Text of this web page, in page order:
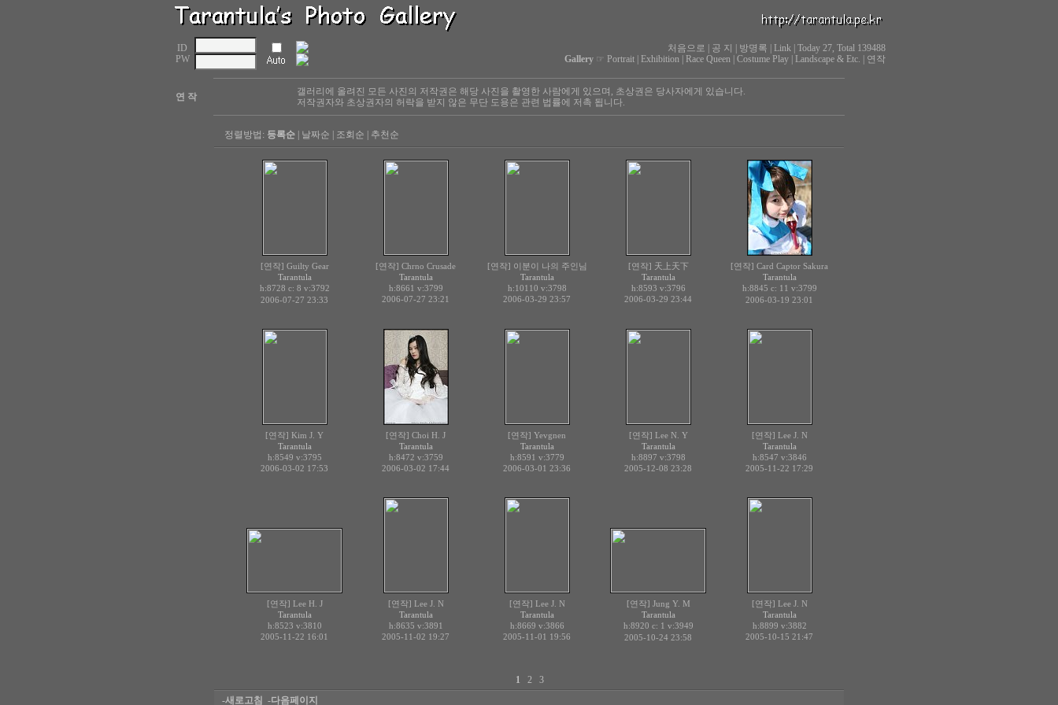
ID
PW
처음으로 공 지 방명록 Link| Today 27, Total 139488
Gallery☞ Portrait| Exhibition| Race Queen| Costume Play| Landscape & Etc. 연작
연 작
갤러리에 올려진 모든 사진의 저작권은 해당 사진을 촬영한 사람에게 있으며, 초상권은 당사자에게 있습니다.
저작권자와 초상권자의 허락을 받지 않은 무단 도용은 관련 법률에 저촉 됩니다.
정렬방법: 등록순 날짜순 조회순 추천순
[연작] Guilty Gear
Tarantula
h:8728 c: 8 v:3792
2006-07-27 23:33
[연작] Chrno Crusade
Tarantula
h:8661 v:3799
2006-07-27 23:21
[연작] 이분이 나의 주인님
Tarantula
h:10110 v:3798
2006-03-29 23:57
[연작] 天上天下
Tarantula
h:8593 v:3796
2006-03-29 23:44
[연작] Card Captor Sakura
Tarantula
h:8845 c: 11 v:3799
2006-03-19 23:01
[연작] Kim J. Y
Tarantula
h:8549 v:3795
2006-03-02 17:53
[연작] Choi H. J
Tarantula
h:8472 v:3759
2006-03-02 17:44
[연작] Yevgnen
Tarantula
h:8591 v:3779
2006-03-01 23:36
[연작] Lee N. Y
Tarantula
h:8897 v:3798
2005-12-08 23:28
[연작] Lee J. N
Tarantula
h:8547 v:3846
2005-11-22 17:29
[연작] Lee H. J
Tarantula
h:8523 v:3810
2005-11-22 16:01
[연작] Lee J. N
Tarantula
h:8635 v:3891
2005-11-02 19:27
[연작] Lee J. N
Tarantula
h:8669 v:3866
2005-11-01 19:56
[연작] Jung Y. M
Tarantula
h:8920 c: 1 v:3949
2005-10-24 23:58
[연작] Lee J. N
Tarantula
h:8899 v:3882
2005-10-15 21:47
1 2
3
-새로고침
-다음페이지